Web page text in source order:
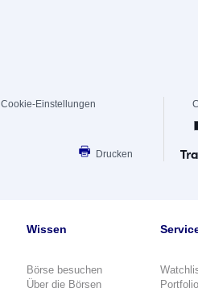
Cookie-Einstellungen
Drucken
Wissen
Börse besuchen
Über die Börsen
Portfolio